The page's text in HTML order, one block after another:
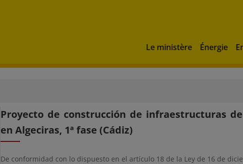
Le ministère Énergie
Proyecto de construcción de infraestructuras
en Algeciras, 1ª fase (Cádiz)
De conformidad con lo dispuesto en el artículo 18 de la Ley de 16 de